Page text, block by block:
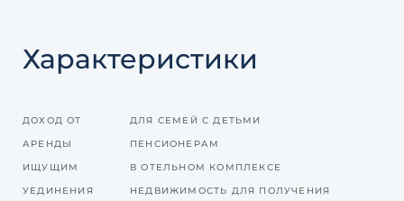
Характеристики
ДОХОД ОТ
АРЕНДЫ
ИЩУЩИМ
УЕДИНЕНИЯ
ДЛЯ СЕМЕЙ С ДЕТЬМИ
ПЕНСИОНЕРАМ
В ОТЕЛЬНОМ КОМПЛЕКСЕ
НЕДВИЖИМОСТЬ ДЛЯ ПОЛУЧЕНИЯ